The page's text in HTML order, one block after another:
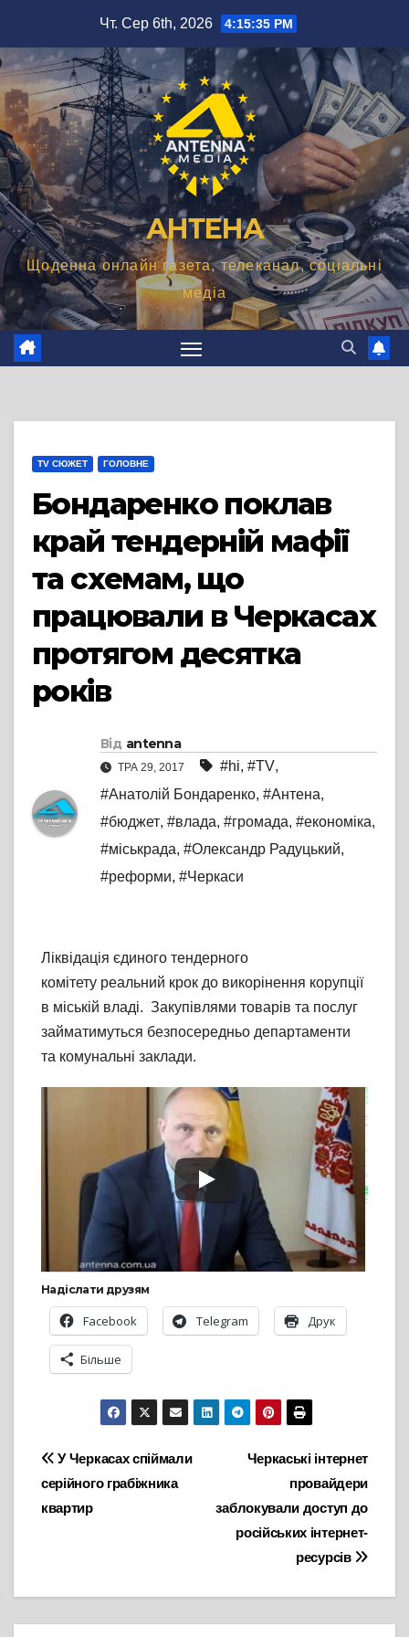
вмісту
Чт. Сер 6th, 2026 4:15:36 PM
АНТЕНА
Щоденна онлайн газета, телеканал, соціальні
медіа
TV СЮЖЕТ ГОЛОВНЕ
Бондаренко поклав
край тендерній мафії
та схемам, що
працювали в Черкасах
протягом десятка
років
Від antenna
ТРА 29, 2017 #hi, #TV,
#Анатолій Бондаренко, #Антена,
#бюджет, #влада, #громада, #економіка,
#міськрада, #Олександр Радуцький,
#реформи, #Черкаси
Ліквідація єдиного тендерного
комітету реальний крок до викорінення корупції
в міській владі. Закупівлями товарів та послуг
займатимуться безпосередньо департаменти
та комунальні заклади.
Надіслати друзям
Facebook Telegram Друк
Більше
Навігація
записів
Черкаські інтернет
провайдери
заблокували доступ до
російських інтернет-
ресурсів
У Черкасах спіймали
серійного грабіжника
квартир